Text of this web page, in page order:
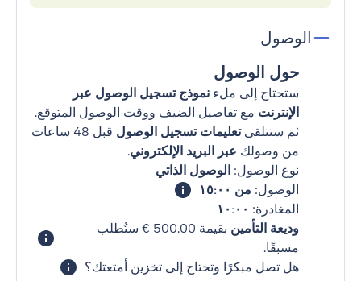
الوصول
حول الوصول
ستحتاج إلى ملء نموذج تسجيل الوصول عبر
الإنترنت مع تفاصيل الضيف ووقت الوصول المتوقع.
ثم ستتلقىتعليمات تسجيل الوصول
قبل 48 ساعات
من وصولك عبر البريد الإلكتروني.
نوع الوصول: الوصول الذاتي
الوصول: من ١٥:٠٠
المغادرة: ١٠:٠٠
وديعة التأمين
بقيمة ‏500.00 € ستُطلب
مسبقًا.
هل تصل مبكرًا وتحتاج إلى تخزين أمتعتك؟